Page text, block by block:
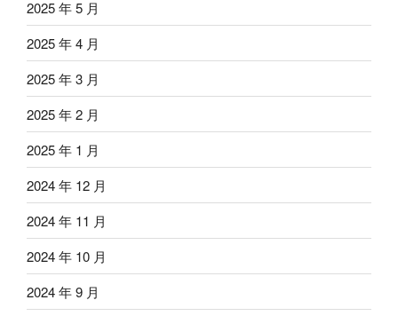
2025 年 5 月
2025 年 4 月
2025 年 3 月
2025 年 2 月
2025 年 1 月
2024 年 12 月
2024 年 11 月
2024 年 10 月
2024 年 9 月